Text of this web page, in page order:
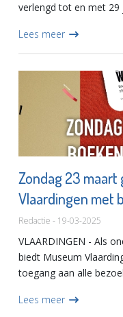
verlengd tot en met
kunstenaars en dichters
Lees meer
Zondag 23 maart
Vlaardingen met
Redactie - 19-03-2025
VLAARDINGEN - Als
biedt Museum
toegang aan alle
bijzondere sfee...
Lees meer